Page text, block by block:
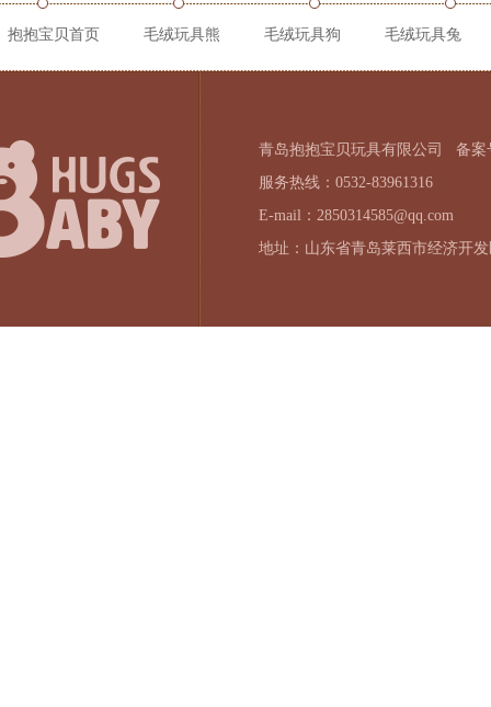
抱抱宝贝首页 毛绒玩具熊 毛绒玩具狗 毛绒玩具兔
青岛抱抱宝贝玩具有限公司
备案
服务热线：0532-83961316
E-mail：2850314585@qq.com
地址：山东省青岛莱西市经济开